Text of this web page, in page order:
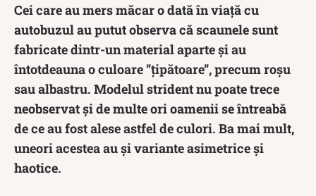
Cei care au mers măcar o dată în viață cu
autobuzul au putut observa că scaunele sunt
fabricate dintr-un material aparte și au
întotdeauna o culoare ”țipătoare”, precum roșu
sau albastru. Modelul strident nu poate trece
neobservat și de multe ori oamenii se întreabă
de ce au fost alese astfel de culori. Ba mai mult,
uneori acestea au și variante asimetrice și
haotice.